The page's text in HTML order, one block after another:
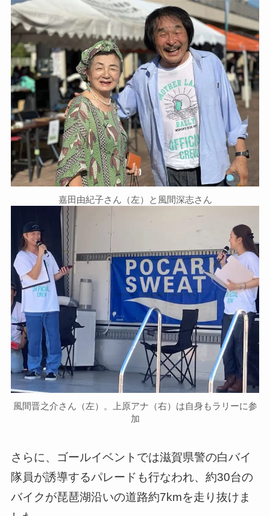
嘉田由紀子さん（左）と風間深志さん
風間晋之介さん（左）。上原アナ（右）は自身もラリーに参
加
さらに、ゴールイベントでは滋賀県警の白バイ
隊員が誘導するパレードも行なわれ、約30台の
バイクが琵琶湖沿いの道路約7kmを走り抜けま